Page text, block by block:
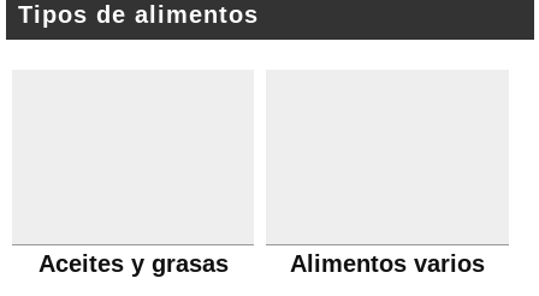
Tipos de alimentos
Aceites y grasas Alimentos varios